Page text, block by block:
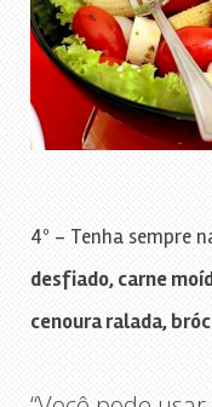
4º – Tenha sempre
desfiado, carne
cenoura ralada,